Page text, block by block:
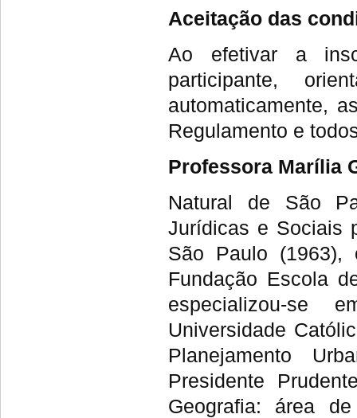
Aceitação das
Ao efetivar a
participante,
automaticamente,
Regulamento e
Professora Marília
Natural de São
Jurídicas e Sociais
São Paulo (1963),
Fundação Escola
especializou-se
Universidade
Planejamento
Presidente
Geografia: área